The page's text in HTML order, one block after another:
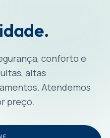
conforto e
altas
Atendemos
preço.